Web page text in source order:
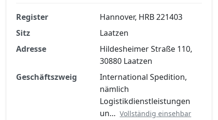
Finanzkennzahlen nach kostenloser
Registrierung verfügbar
Jetzt kostenlos registrieren
Register
Hannover, HRB 221403
Sitz
Laatzen
Adresse
Hildesheimer Straße 110,
30880 Laatzen
Geschäftszweig
International Spedition,
nämlich
Logistikdienstleistungen
un… Vollständig einsehbar